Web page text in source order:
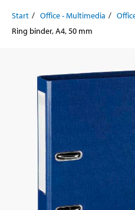
Start Office - Multimedia
Ring binder, A4, 50 mm